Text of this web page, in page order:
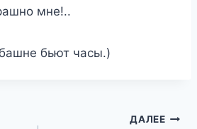
мне!..
бьют часы.)
ДАЛЕЕ